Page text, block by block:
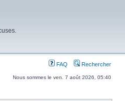
FAQ Rechercher
Nous sommes le ven. 7 août 2026, 05:40